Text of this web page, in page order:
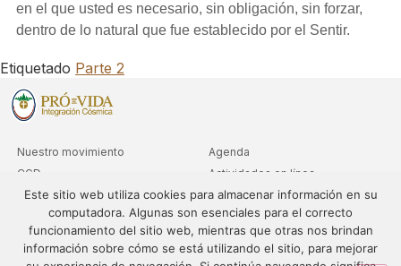
en el que usted es necesario, sin obligación, sin forzar,
dentro de lo natural que fue establecido por el Sentir.
Etiquetado Parte 2
Nuestro movimiento
CGD
Clubs
Departamentos
Sedes
Agenda
Actividades en línea
Consultas de nivel avanzado
Este sitio web utiliza cookies para almacenar información en su
computadora. Algunas son esenciales para el correcto
funcionamiento del sitio web, mientras que otras nos brindan
información sobre cómo se está utilizando el sitio, para mejorar